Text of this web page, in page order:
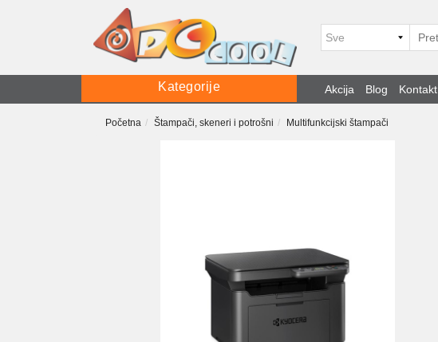
Kategorije Akcija Blog Kontakt
Početna Štampači, skeneri i potrošni Multifunkcijski štampači